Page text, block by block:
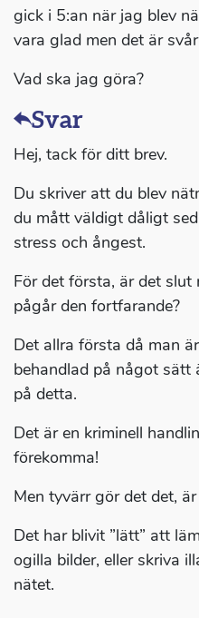
gick i 5:an när jag blev
vara glad men det är
Vad ska jag göra?
Svar
Hej, tack för ditt brev.
Du skriver att du blev
du mått väldigt dåligt
stress och ångest.
För det första, är det slut
pågår den fortfarande?
Det allra första då man
behandlad på något sätt
på detta.
Det är en kriminell
förekomma!
Men tyvärr gör det det,
Det har blivit ”lätt” att
ogilla bilder, eller skriva
nätet.